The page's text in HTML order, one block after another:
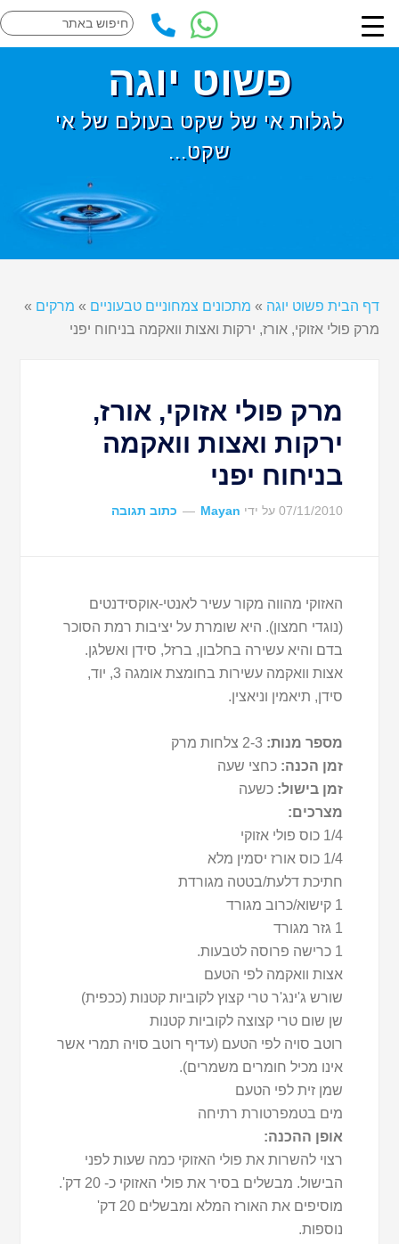
פשוט יוגה
לגלות אי של שקט בעולם של אי
שקט...
דף הבית פשוט יוגה » מתכונים צמחוניים טבעוניים » מרקים »
מרק פולי אזוקי, אורז, ירקות ואצות וואקמה בניחוח יפני
מרק פולי אזוקי, אורז,
ירקות ואצות וואקמה
בניחוח יפני
07/11/2010 על ידי Mayan כתוב תגובה
האזוקי מהווה מקור עשיר לאנטי-אוקסידנטים
(נוגדי חמצון). היא שומרת על יציבות רמת הסוכר
בדם והיא עשירה בחלבון, ברזל, סידן ואשלגן.
אצות וואקמה עשירות בחומצת אומגה 3, יוד,
סידן, תיאמין וניאצין.
מספר מנות: 2-3 צלחות מרק
זמן הכנה: כחצי שעה
זמן בישול: כשעה
מצרכים:
1/4 כוס פולי אזוקי
1/4 כוס אורז יסמין מלא
חתיכת דלעת/בטטה מגורדת
1 קישוא/כרוב מגורד
1 גזר מגורד
1 כרישה פרוסה לטבעות.
אצות וואקמה לפי הטעם
שורש ג'ינג'ר טרי קצוץ לקוביות קטנות (ככפית)
שן שום טרי קצוצה לקוביות קטנות
רוטב סויה לפי הטעם (עדיף רוטב סויה תמרי אשר
אינו מכיל חומרים משמרים).
שמן זית לפי הטעם
מים בטמפרטורת רתיחה
אופן ההכנה:
רצוי להשרות את פולי האזוקי כמה שעות לפני
הבישול. מבשלים בסיר את פולי האזוקי כ- 20 דק'.
מוסיפים את האורז המלא ומבשלים 20 דק'
נוספות.